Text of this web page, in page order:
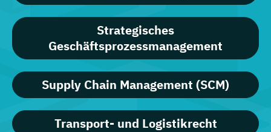
Strategisches
Geschäftsprozessmanagement
Supply Chain Management (SCM)
Transport- und Logistikrecht